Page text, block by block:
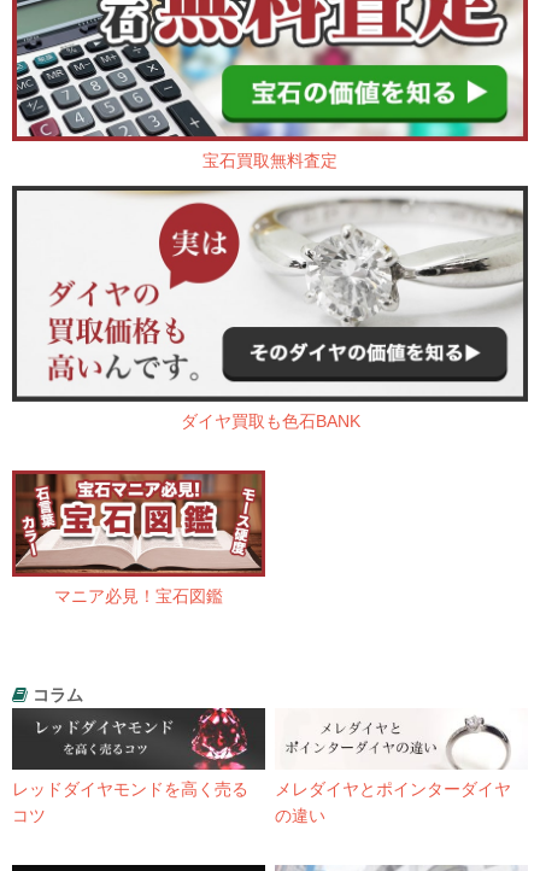
宝石買取無料査定
ダイヤ買取も色石BANK
マニア必見！宝石図鑑
コラム
レッドダイヤモンドを高く売る
コツ
メレダイヤとポインターダイヤ
の違い